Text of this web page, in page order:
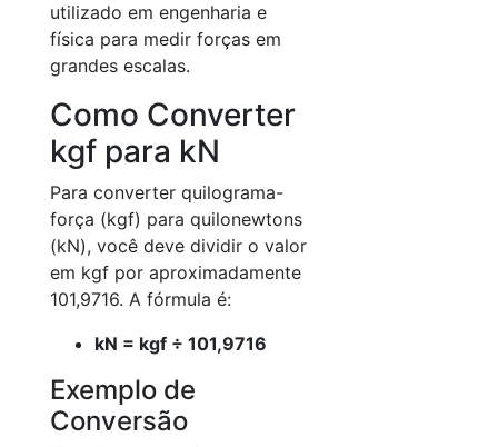
utilizado em engenharia e
física para medir forças em
grandes escalas.
Como Converter
kgf para kN
Para converter quilograma-
força (kgf) para quilonewtons
(kN), você deve dividir o valor
em kgf por aproximadamente
101,9716. A fórmula é:
kN = kgf ÷ 101,9716
Exemplo de
Conversão